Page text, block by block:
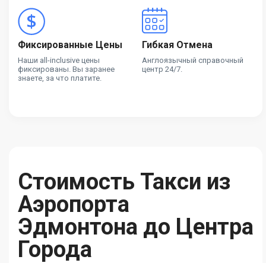
Фиксированные Цены
Наши all-inclusive цены
фиксированы. Вы заранее
знаете, за что платите.
Гибкая Отмена
Англоязычный справочный
центр 24/7.
Стоимость Такси из
Аэропорта
Эдмонтона до Центра
Города